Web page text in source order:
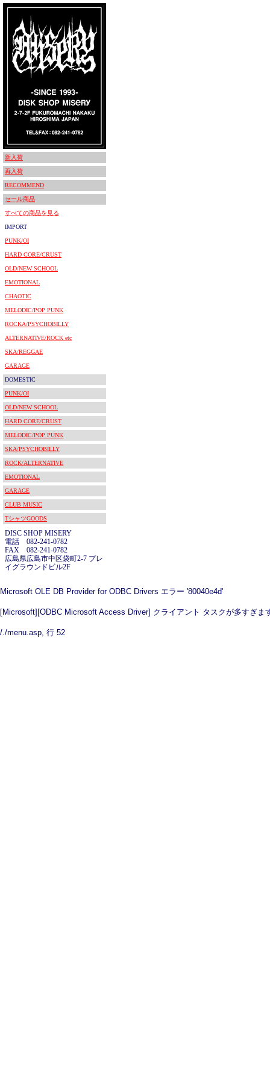
新入荷
再入荷
RECOMMEND
セール商品
すべての商品を見る
IMPORT
PUNK/OI
HARD CORE/CRUST
OLD/NEW SCHOOL
EMOTIONAL
CHAOTIC
MELODIC/POP PUNK
ROCKA/PSYCHOBILLY
ALTERNATIVE/ROCK etc
SKA/REGGAE
GARAGE
DOMESTIC
PUNK/OI
OLD/NEW SCHOOL
HARD CORE/CRUST
MELODIC/POP PUNK
SKA/PSYCHOBILLY
ROCK/ALTERNATIVE
EMOTIONAL
GARAGE
CLUB MUSIC
TシャツGOODS
DISC SHOP MISERY
電話 082-241-0782
FAX 082-241-0782
広島県広島市中区袋町2-7 プレ
イグラウンドビル2F
Microsoft OLE DB Provider for ODBC Drivers エラー '80040e4d'
[Microsoft][ODBC Microsoft Access Driver] クライアント タスクが多すぎま
/./menu.asp, 行 52